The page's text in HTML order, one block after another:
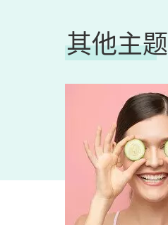
其他主题